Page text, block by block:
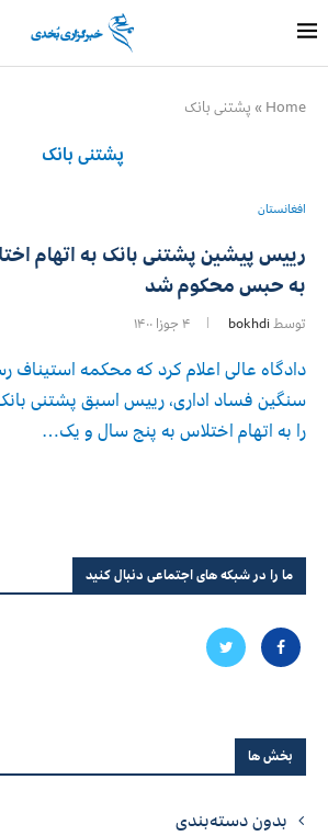
Home
» پشتنی بانک
پشتنی بانک
افغانستان
به حبس محکوم شد
توسط bokhdi ۴ جوزا ۱۴۰۰
دادگاه عالی اعلام کرد که محکمه استیناف
سنگین فساد اداری، رییس اسبق پشتنی
را به اتهام اختلاس به پنج سال و یک…
ما را در شبکه های اجتماعی دنبال کنید
بخش ها
بدون دسته‌بندی